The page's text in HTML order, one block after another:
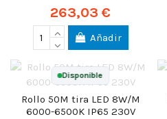
263,03 €
Añadir
Disponible
Rollo 50M tira LED 8W/M
6000-6500K IP65 230V